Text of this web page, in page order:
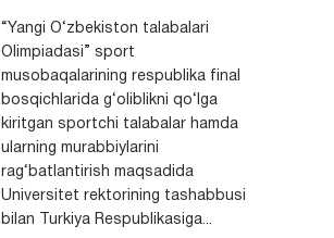
“Yangi O‘zbekiston talabalari
Olimpiadasi” sport
musobaqalarining respublika final
bosqichlarida g‘oliblikni qo‘lga
kiritgan sportchi talabalar hamda
ularning murabbiylarini
rag‘batlantirish maqsadida
Universitet rektorining tashabbusi
bilan Turkiya Respublikasiga...